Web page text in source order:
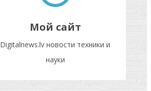
Мой сайт
Digitalnews.lv новости техники и
науки